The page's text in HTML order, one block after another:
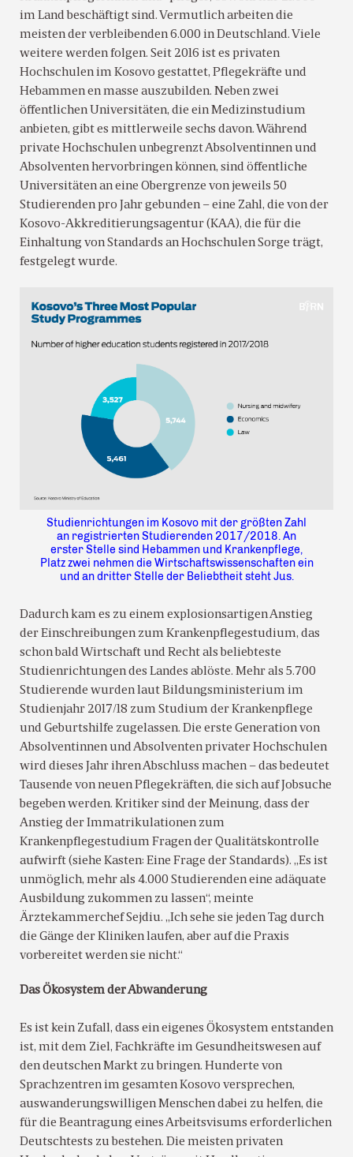
im Land beschäftigt sind. Vermutlich arbeiten die
meisten der verbleibenden 6.000 in Deutschland. Viele
weitere werden folgen. Seit 2016 ist es privaten
Hochschulen im Kosovo gestattet, Pflegekräfte und
Hebammen en masse auszubilden. Neben zwei
öffentlichen Universitäten, die ein Medizinstudium
anbieten, gibt es mittlerweile sechs davon. Während
private Hochschulen unbegrenzt Absolventinnen und
Absolventen hervorbringen können, sind öffentliche
Universitäten an eine Obergrenze von jeweils 50
Studierenden pro Jahr gebunden – eine Zahl, die von der
Kosovo-Akkreditierungsagentur (KAA), die für die
Einhaltung von Standards an Hochschulen Sorge trägt,
festgelegt wurde.
Studienrichtungen im Kosovo mit der größten Zahl
an registrierten Studierenden 2017/2018. An
erster Stelle sind Hebammen und Krankenpflege,
Platz zwei nehmen die Wirtschaftswissenschaften ein
und an dritter Stelle der Beliebtheit steht Jus.
Dadurch kam es zu einem explosionsartigen Anstieg
der Einschreibungen zum Krankenpflegestudium, das
schon bald Wirtschaft und Recht als beliebteste
Studienrichtungen des Landes ablöste. Mehr als 5.700
Studierende wurden laut Bildungsministerium im
Studienjahr 2017/18 zum Studium der Krankenpflege
und Geburtshilfe zugelassen. Die erste Generation von
Absolventinnen und Absolventen privater Hochschulen
wird dieses Jahr ihren Abschluss machen – das bedeutet
Tausende von neuen Pflegekräften, die sich auf Jobsuche
begeben werden. Kritiker sind der Meinung, dass der
Anstieg der Immatrikulationen zum
Krankenpflegestudium Fragen der Qualitätskontrolle
aufwirft (siehe Kasten: Eine Frage der Standards). „Es ist
unmöglich, mehr als 4.000 Studierenden eine adäquate
Ausbildung zukommen zu lassen“, meinte
Ärztekammerchef Sejdiu. „Ich sehe sie jeden Tag durch
die Gänge der Kliniken laufen, aber auf die Praxis
vorbereitet werden sie nicht.“
Das Ökosystem der Abwanderung
Es ist kein Zufall, dass ein eigenes Ökosystem entstanden
ist, mit dem Ziel, Fachkräfte im Gesundheitswesen auf
den deutschen Markt zu bringen. Hunderte von
Sprachzentren im gesamten Kosovo versprechen,
auswanderungswilligen Menschen dabei zu helfen, die
für die Beantragung eines Arbeitsvisums erforderlichen
Deutschtests zu bestehen. Die meisten privaten